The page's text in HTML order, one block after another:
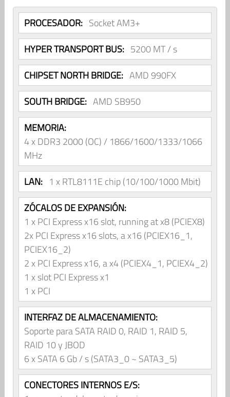
PROCESADOR: Socket AM3+
HYPER TRANSPORT BUS: 5200 MT / s
CHIPSET NORTH BRIDGE: AMD 990FX
SOUTH BRIDGE: AMD SB950
MEMORIA:
4 x DDR3 2000 (OC) / 1866/1600/1333/1066
MHz
LAN: 1 x RTL8111E chip (10/100/1000 Mbit)
ZÓCALOS DE EXPANSIÓN:
1 x PCI Express x16 slot, running at x8 (PCIEX8)
2x PCI Express x16 slots, a x16 (PCIEX16_1,
PCIEX16_2)
2 x PCI Express x16, a x4 (PCIEX4_1, PCIEX4_2)
1 x slot PCI Express x1
1 x PCI
INTERFAZ DE ALMACENAMIENTO:
Soporte para SATA RAID 0, RAID 1, RAID 5,
RAID 10 y JBOD
6 x SATA 6 Gb / s (SATA3_0 ~ SATA3_5)
CONECTORES INTERNOS E/S: